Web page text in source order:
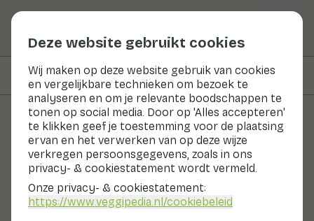
Deze website gebruikt cookies
Wij maken op deze website gebruik van cookies
en vergelijkbare technieken om bezoek te
analyseren en om je relevante boodschappen te
tonen op social media. Door op 'Alles accepteren'
te klikken geef je toestemming voor de plaatsing
ervan en het verwerken van op deze wijze
verkregen persoonsgegevens, zoals in ons
privacy- & cookiestatement wordt vermeld.
Onze privacy- & cookiestatement:
https://www.veggipedia.nl/cookiebeleid
Op deze pagina Informatie
Groenten en fruit
Cantharel
Nu in seizoen Groenten Koelkast